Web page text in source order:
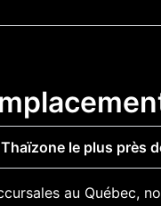
le plus près
au Québec,